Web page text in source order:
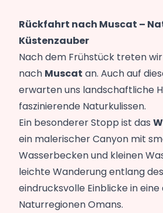
Rückfahrt nach Muscat –
Küstenzauber
Nach dem Frühstück treten
nach Muscat an. Auch auf
erwarten uns landschaftliche
faszinierende Naturkulissen.
Ein besonderer Stopp ist das
ein malerischer Canyon mit
Wasserbecken und kleinen
leichte Wanderung entlang
eindrucksvolle Einblicke in
Naturregionen Omans.